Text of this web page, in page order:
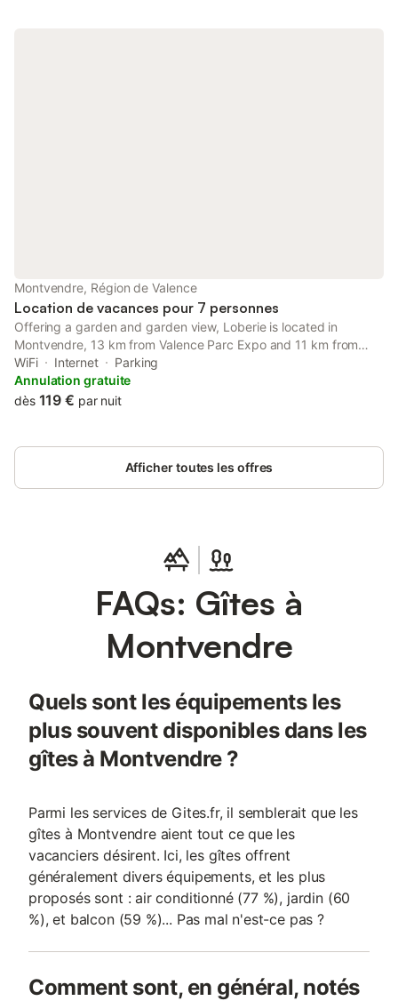
Montvendre, Région de Valence
Location de vacances pour 7 personnes
Offering a garden and garden view, Loberie is located in
Montvendre, 13 km from Valence Parc Expo and 11 km from
Valence St Didier Golf Course.
WiFi Internet
Parking
Annulation gratuite
dès 119 € par nuit
Afficher toutes les offres
FAQs: Gîtes à
Montvendre
Quels sont les équipements les
plus souvent disponibles dans les
gîtes à Montvendre ?
Parmi les services de Gites.fr, il semblerait que les
gîtes à Montvendre aient tout ce que les
vacanciers désirent. Ici, les gîtes offrent
généralement divers équipements, et les plus
proposés sont : air conditionné (77 %), jardin (60
%), et balcon (59 %)... Pas mal n'est-ce pas ?
Comment sont, en général, notés